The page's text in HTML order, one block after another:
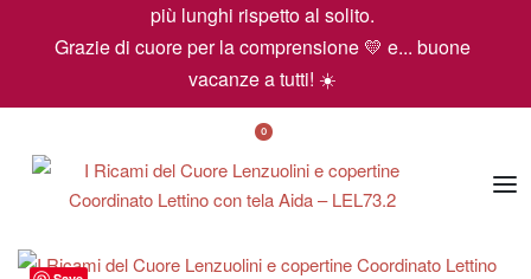
più lunghi rispetto al solito.
Grazie di cuore per la comprensione 💛 e... buone
vacanze a tutti! ☀️
0